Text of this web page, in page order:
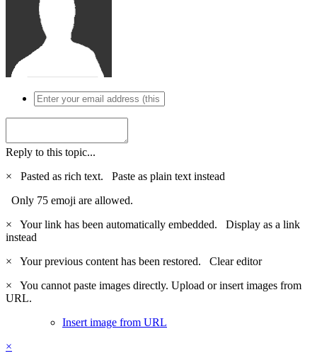
Reply to this topic...
×
Pasted as rich text. Paste as plain text instead
Only 75 emoji are allowed.
×
Your link has been automatically embedded. Display as a link
instead
×
Your previous content has been restored. Clear editor
×
You cannot paste images directly. Upload or insert images from
URL.
Insert image from URL
×